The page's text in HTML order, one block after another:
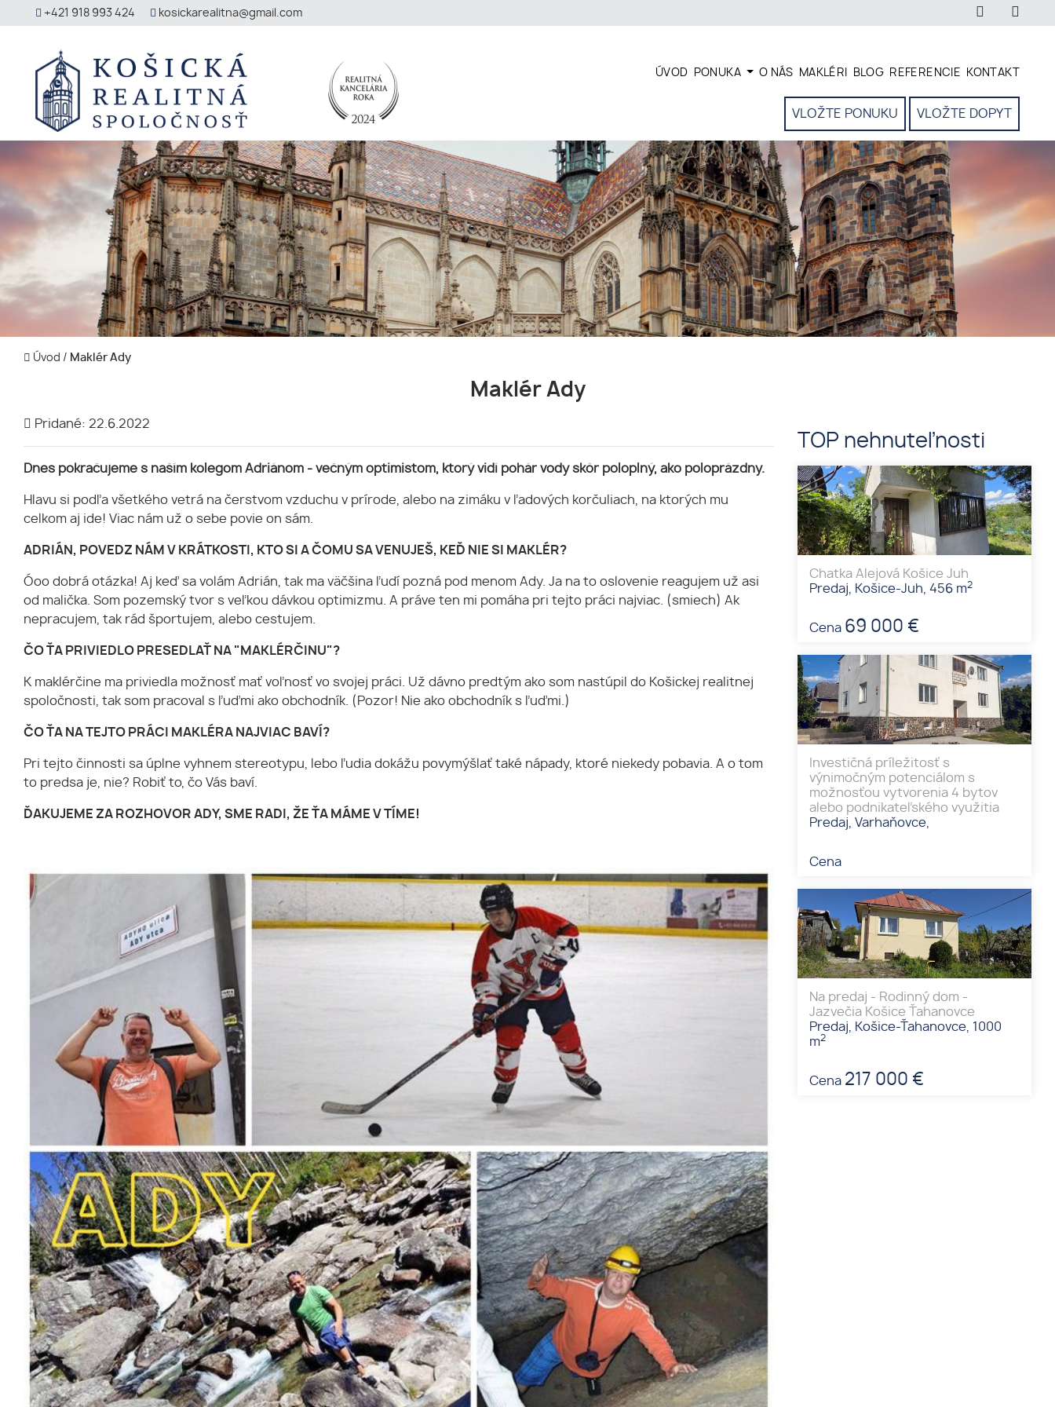
+421 918 993 424 kosickarealitna@gmail.com
VLOŽTE PONUKU VLOŽTE DOPYT
ÚVOD PONUKA O NÁS MAKLÉRI BLOG REFERENCIE KONTAKT
Úvod / Maklér Ady
Maklér Ady
Pridané: 22.6.2022
Dnes pokračujeme s naším kolegom Adriánom - večným optimistom, ktorý vidí pohár vody skôr poloplný, ako poloprázdny.
Hlavu si podľa všetkého vetrá na čerstvom vzduchu v prírode, alebo na zimáku v ľadových korčuliach, na ktorých mu
celkom aj ide! Viac nám už o sebe povie on sám.
ADRIÁN, POVEDZ NÁM V KRÁTKOSTI, KTO SI A ČOMU SA VENUJEŠ, KEĎ NIE SI MAKLÉR?
Óoo dobrá otázka! Aj keď sa volám Adrián, tak ma väčšina ľudí pozná pod menom Ady. Ja na to oslovenie reagujem už asi
od malička. Som pozemský tvor s veľkou dávkou optimizmu. A práve ten mi pomáha pri tejto práci najviac. (smiech) Ak
nepracujem, tak rád športujem, alebo cestujem.
ČO ŤA PRIVIEDLO PRESEDLAŤ NA "MAKLÉRČINU"?
K maklérčine ma priviedla možnosť mať voľnosť vo svojej práci. Už dávno predtým ako som nastúpil do Košickej realitnej
spoločnosti, tak som pracoval s ľuďmi ako obchodník. (Pozor! Nie ako obchodník s ľuďmi.)
ČO ŤA NA TEJTO PRÁCI MAKLÉRA NAJVIAC BAVÍ?
Pri tejto činnosti sa úplne vyhnem stereotypu, lebo ľudia dokážu povymýšlať také nápady, ktoré niekedy pobavia. A o tom
to predsa je, nie? Robiť to, čo Vás baví.
ĎAKUJEME ZA ROZHOVOR ADY, SME RADI, ŽE ŤA MÁME V TÍME!
TOP nehnuteľnosti
Chatka Alejová Košice Juh
Predaj, Košice-Juh, 456 m2
Cena 69 000 €
Investičná príležitosť s
výnimočným potenciálom s
možnosťou vytvorenia 4 bytov
alebo podnikateľského využitia
Predaj, Varhaňovce,
Cena
Na predaj - Rodinný dom -
Jazvečia Košice Ťahanovce
Predaj, Košice-Ťahanovce, 1000
m2
Cena 217 000 €